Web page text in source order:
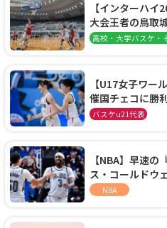
【インターハ
大会王者の鳥取
阜女子に完勝、
高校・大学バスケ・
【U17女子ワー
催国チェコに勝
通過！準々決勝
バスケu21代表
【NBA】早速
ス・コールドウ
ーズに1年契約で
NBA